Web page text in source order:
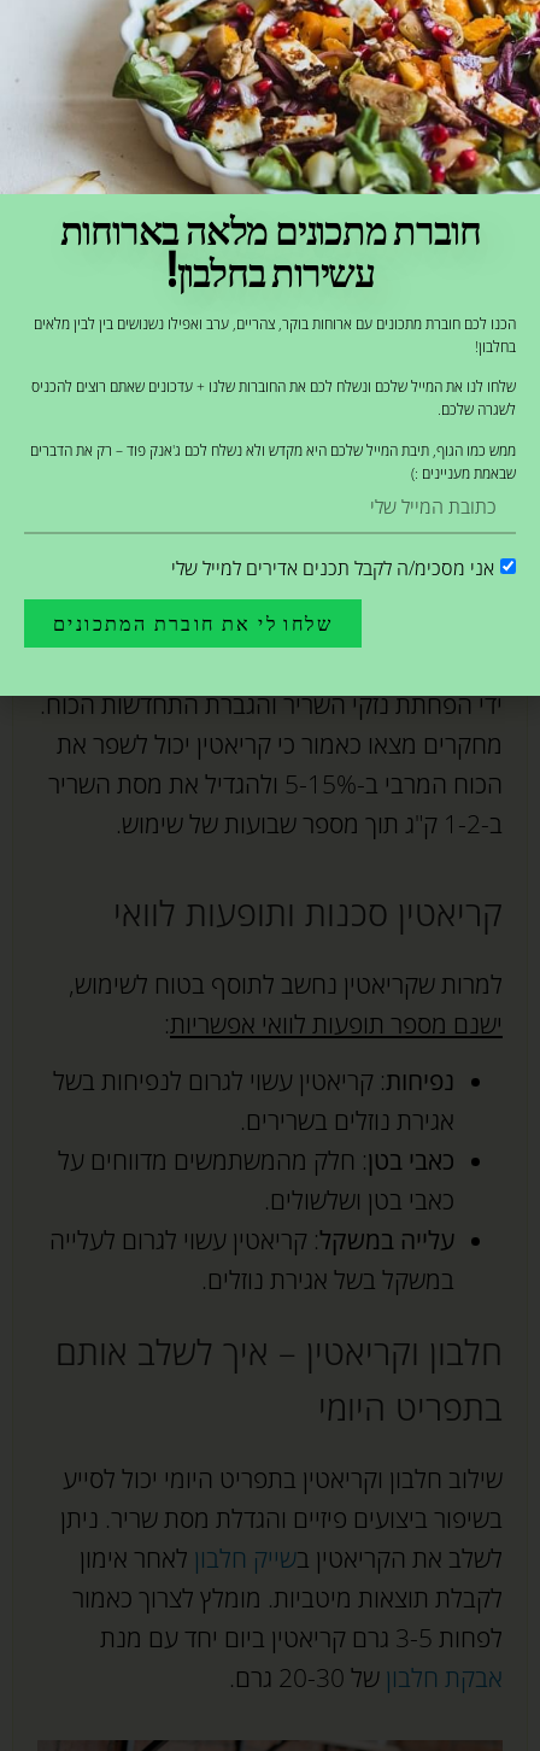
ל-80 קילו, ייתכן ש-3-5 גרם קריאטין מונוהידראט
יספיקו. אם הנכם שוקלים מעל 80 קילו כמו כותב
מערכת 'חלבונים', ההמלצה היא לצרוך 6-7 גרם
קריאטין ביום ואף יותר.
ניתן לצרוך את הקריאטין לפני או אחרי האימון,
בהתאם להעדפה האישית. חשוב לשתות מספיק
מים במהלך היום כדי למנוע התייבשות ולסייע
בספיגת הקריאטין.
קריאטין למתאמנים
מחקרים מראים כי קריאטין יכול להגדיל את הכוח
והסיבולת, לשפר את הביצועיםבאימוני כוח
ואימוני אינטרוולים, ולהפחית את העייפות
במהלך אימונים אינטנסיביים. בנוסף, קריאטין
ידי הפחתת נזקי השריר והגברת התחדשות הכוח.
מחקרים מצאו כאמור כי קריאטין יכול לשפר את
הכוח המרבי ב-5-15% ולהגדיל את מסת השריר
ב-1-2 ק"ג תוך מספר שבועות של שימוש.
קריאטין סכנות ותופעות לוואי
למרות שקריאטין נחשב לתוסף בטוח לשימוש,
ישנם מספר תופעות לוואי אפשריות:
נפיחות: קריאטין עשוי לגרום לנפיחות בשל
אגירת נוזלים בשרירים.
כאבי בטן: חלק מהמשתמשים מדווחים על
כאבי בטן ושלשולים.
עלייה במשקל: קריאטין עשוי לגרום לעלייה
במשקל בשל אגירת נוזלים.
חלבון וקריאטין – איך לשלב אותם
בתפריט היומי
שילוב חלבון וקריאטין בתפריט היומי יכול לסייע
בשיפור ביצועים פיזיים והגדלת מסת שריר. ניתן
לשלב את הקריאטין בשייק חלבון לאחר אימון
לקבלת תוצאות מיטביות. מומלץ לצרוך כאמור
לפחות 3-5 גרם קריאטין ביום יחד עם מנת
אבקת חלבון של 20-30 גרם.
חוברת מתכונים מלאה בארוחות
עשירות בחלבון!
הכנו לכם חוברת מתכונים עם ארוחות בוקר, צהריים, ערב ואפילו נשנושים בין לבין מלאים
בחלבון!
שלחו לנו את המייל שלכם ונשלח לכם את החוברות שלנו + עדכונים שאתם רוצים להכניס
לשגרה שלכם.
ממש כמו הגוף, תיבת המייל שלכם היא מקדש ולא נשלח לכם ג'אנק פוד – רק את הדברים
שבאמת מעניינים :)
אני מסכימ/ה לקבל תכנים אדירים למייל שלי
שלחו לי את חוברת המתכונים